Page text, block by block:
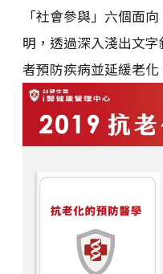
「社會參與」六個面
明，透過深入淺出文
者預防疾病並延緩老化